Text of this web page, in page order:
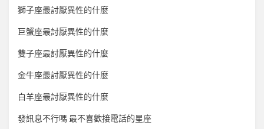
獅子座最討厭異性的什麼
巨蟹座最討厭異性的什麼
雙子座最討厭異性的什麼
金牛座最討厭異性的什麼
白羊座最討厭異性的什麼
發訊息不行嗎 最不喜歡接電話的星座